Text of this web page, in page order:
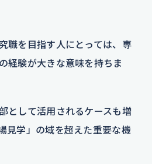
職を目指す人にとっては、専
経験が大きな意味を持ちま
として活用されるケースも増
見学」の域を超えた重要な機